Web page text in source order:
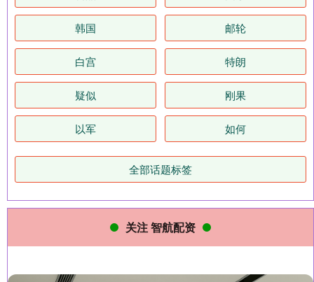
韩国 邮轮
白宫 特朗
疑似 刚果
以军 如何
全部话题标签
关注 智航配资